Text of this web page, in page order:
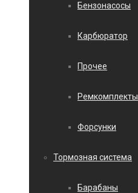
Бензонасосы
Карбюратор
Прочее
Ремкомплекты
Форсунки
Тормозная система
Барабаны